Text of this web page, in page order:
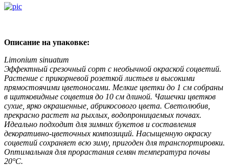
Описание на упаковке:
Limonium sinuatum
Эффектный срезочный сорт с необычной окраской соцветий.
Растение с прикорневой розеткой листьев и высокими
прямостоячими цветоносами. Мелкие цветки до 1 см собраны
в щитковидные соцветия до 10 см длиной. Чашечки цветков
сухие, ярко окрашенные, абрикосового цвета. Светолюбив,
прекрасно растет на рыхлых, водопроницаемых почвах.
Идеально подходит для зимних букетов и составления
декоративно-цветочных композиций. Насыщенную окраску
соцветий сохраняет всю зиму, пригоден для транспортировки.
Оптимальная для прорастания семян температура почвы
20°С.